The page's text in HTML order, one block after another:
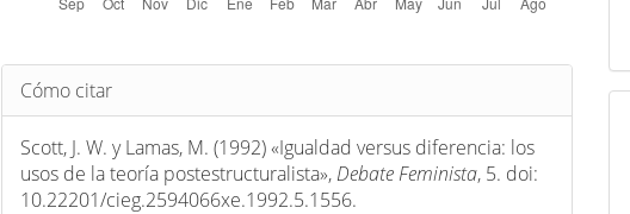
Detalles
del
artículo
Cómo citar
Scott, J. W. y Lamas, M. (1992) «Igualdad versus diferencia: los
usos de la teoría postestructuralista», Debate Feminista, 5. doi:
10.22201/cieg.2594066xe.1992.5.1556.